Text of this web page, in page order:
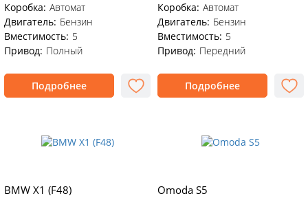
Коробка: Автомат
Двигатель: Бензин
Вместимость: 5
Привод: Полный
Подробнее
Коробка: Автомат
Двигатель: Бензин
Вместимость: 5
Привод: Передний
Подробнее
BMW X1 (F48) Omoda S5